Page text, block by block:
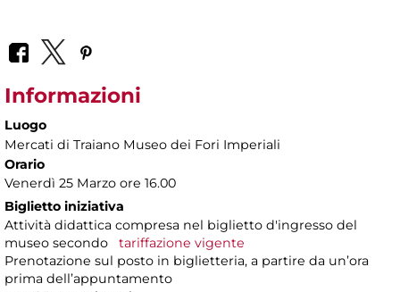
Informazioni
Luogo
Mercati di Traiano Museo dei Fori Imperiali
Orario
Venerdì 25 Marzo ore 16.00
Biglietto iniziativa
Attività didattica compresa nel biglietto d'ingresso del
museo secondo tariffazione vigente
Prenotazione sul posto in biglietteria, a partire da un’ora
prima dell’appuntamento